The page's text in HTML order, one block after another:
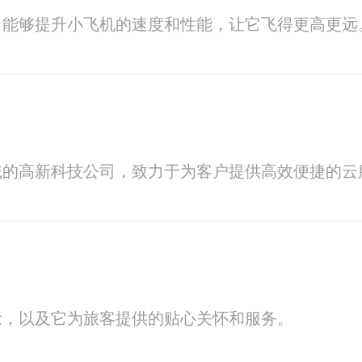
够提升小飞机的速度和性能，让它飞得更高更远
高新科技公司，致力于为客户提供高效便捷的
以及它为旅客提供的贴心关怀和服务。